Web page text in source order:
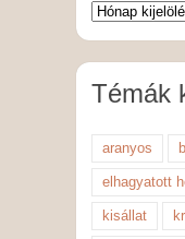
Témák
aranyos
elhagyatott
kisállat